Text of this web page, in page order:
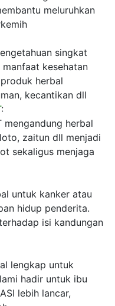
meluruhkan
singkat
kesehatan
herbal
kecantikan dll
:
mengandung herbal
zaitun dll menjadi
sekaligus menjaga
untuk kanker atau
hidup penderita.
isi kandungan
lengkap untuk
hadir untuk ibu
lebih lancar,